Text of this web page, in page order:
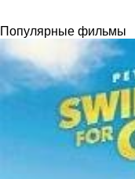
Популярные фильмы